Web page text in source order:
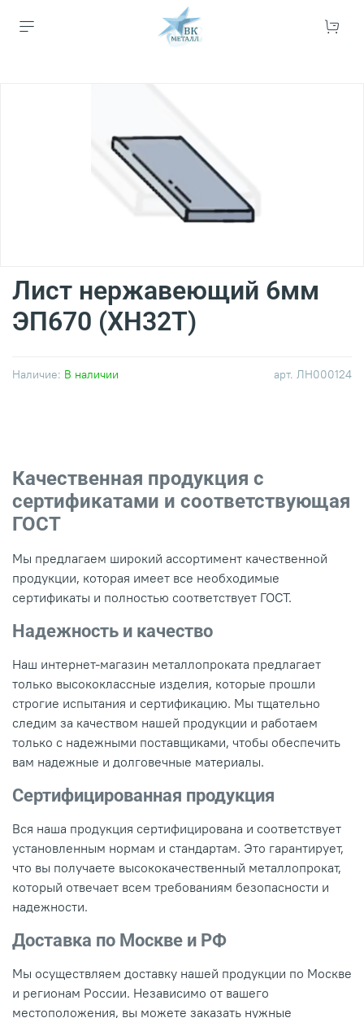
арт. ЛН000124
Наличие: В наличии
Лист нержавеющий 6мм
ЭП670 (ХН32Т)
Качественная продукция с
сертификатами и соответствующая
ГОСТ
Мы предлагаем широкий ассортимент качественной
продукции, которая имеет все необходимые
сертификаты и полностью соответствует ГОСТ.
Надежность и качество
Наш интернет-магазин металлопроката предлагает
только высококлассные изделия, которые прошли
строгие испытания и сертификацию. Мы тщательно
следим за качеством нашей продукции и работаем
только с надежными поставщиками, чтобы обеспечить
вам надежные и долговечные материалы.
Сертифицированная продукция
Вся наша продукция сертифицирована и соответствует
установленным нормам и стандартам. Это гарантирует,
что вы получаете высококачественный металлопрокат,
который отвечает всем требованиям безопасности и
надежности.
Доставка по Москве и РФ
Мы осуществляем доставку нашей продукции по Москве
и регионам России. Независимо от вашего
местоположения, вы можете заказать нужные